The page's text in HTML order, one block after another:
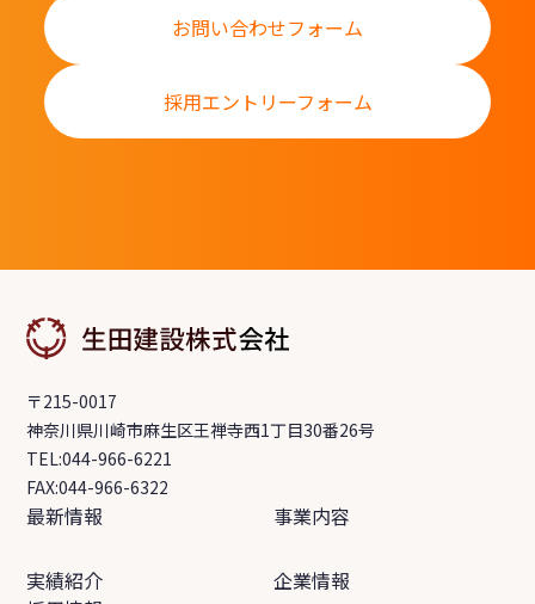
お問い合わせフォーム
採用エントリーフォーム
〒215-0017
神奈川県川崎市麻生区王禅寺西1丁目30番26号
TEL:044-966-6221
FAX:044-966-6322
最新情報
実績紹介
事業内容
企業情報